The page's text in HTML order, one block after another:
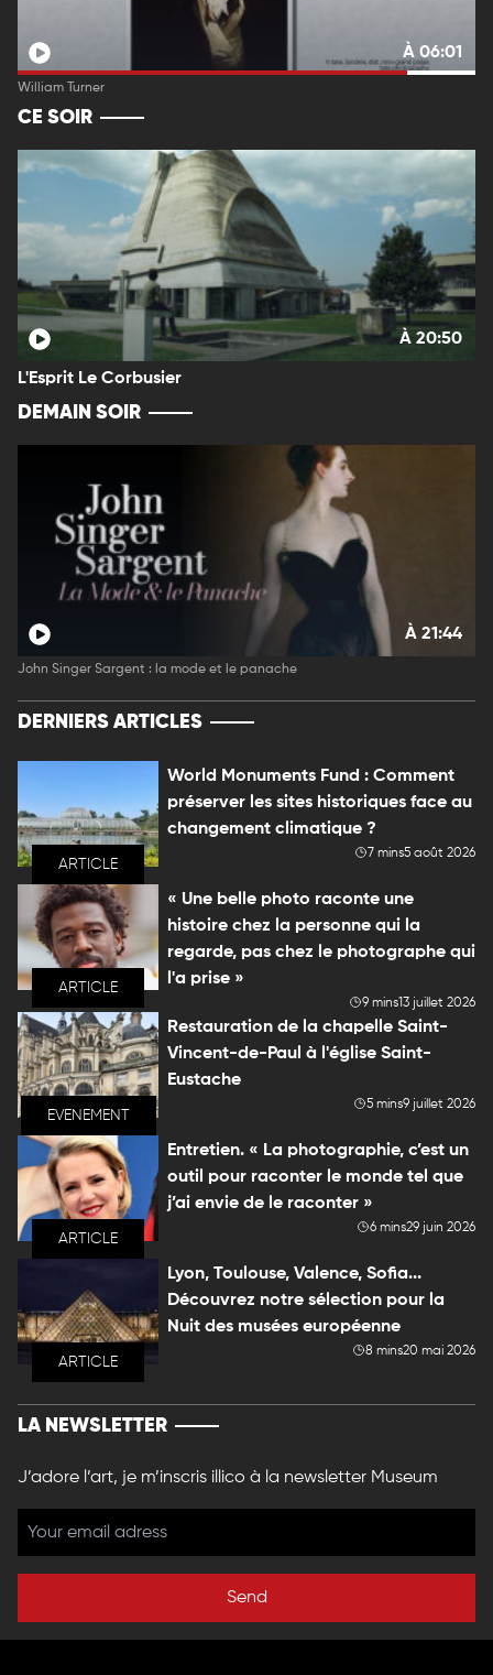
À 06:01
William Turner
CE SOIR
À 20:50
L'Esprit Le Corbusier
DEMAIN SOIR
À 21:44
John Singer Sargent : la mode et le panache
DERNIERS ARTICLES
ARTICLE
World Monuments Fund : Comment
préserver les sites historiques face au
changement climatique ?
7 mins5 août 2026
ARTICLE
« Une belle photo raconte une
histoire chez la personne qui la
regarde, pas chez le photographe qui
l'a prise »
9 mins13 juillet 2026
EVENEMENT
Restauration de la chapelle Saint-
Vincent-de-Paul à l'église Saint-
Eustache
5 mins9 juillet 2026
ARTICLE
Entretien. « La photographie, c’est un
outil pour raconter le monde tel que
j’ai envie de le raconter »
6 mins29 juin 2026
ARTICLE
Lyon, Toulouse, Valence, Sofia...
Découvrez notre sélection pour la
Nuit des musées européenne
8 mins20 mai 2026
LA NEWSLETTER
J’adore l’art, je m’inscris illico à la newsletter Museum
Send